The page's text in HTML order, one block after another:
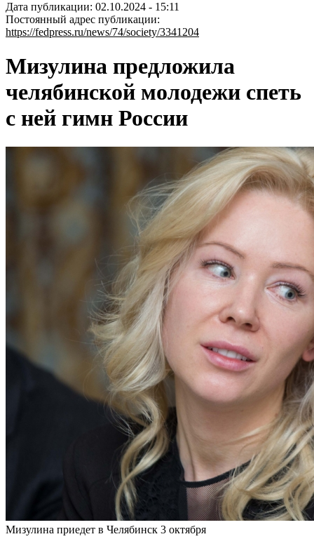
Дата публикации: 02.10.2024 - 15:11
Постоянный адрес публикации:
https://fedpress.ru/news/74/society/3341204
Мизулина предложила
челябинской молодежи спеть
с ней гимн России
Мизулина приедет в Челябинск 3 октября